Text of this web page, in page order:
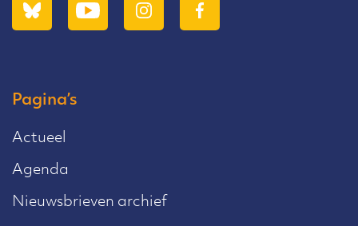
Pagina’s
Actueel
Agenda
Nieuwsbrieven archief